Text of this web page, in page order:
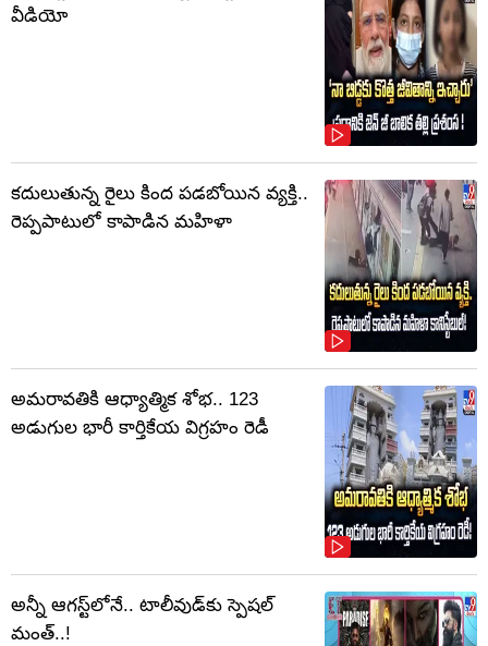
వీడియో
కదులుతున్న రైలు కింద పడబోయిన వ్యక్తి..
రెప్పపాటులో కాపాడిన మహిళా
అమరావతికి ఆధ్యాత్మిక శోభ.. 123
అడుగుల భారీ కార్తికేయ విగ్రహం రెడీ
అన్నీ ఆగస్ట్‌లోనే.. టాలీవుడ్‌కు స్పెషల్
మంత్..!